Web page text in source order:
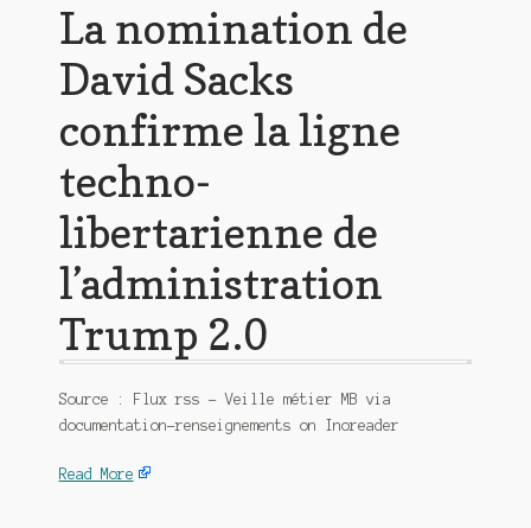
La nomination de
David Sacks
confirme la ligne
techno-
libertarienne de
l’administration
Trump 2.0
Source : Flux rss – Veille métier MB via
documentation-renseignements on Inoreader
Read More